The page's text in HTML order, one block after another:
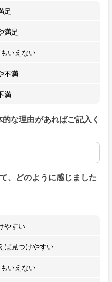
足
満足
いえない
不満
満
な理由があればご記入く
な理由があればご記入くだ
、どのように感じました
やすい
ば見つけやすい
いえない